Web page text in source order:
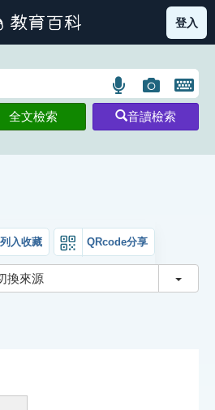
引圖示 部首索引表圖示
登入
語
言
搜
圖
片
搜
開
鍵
全文檢索 音讀檢索
列入收藏 QRcode分享
換來源 切換